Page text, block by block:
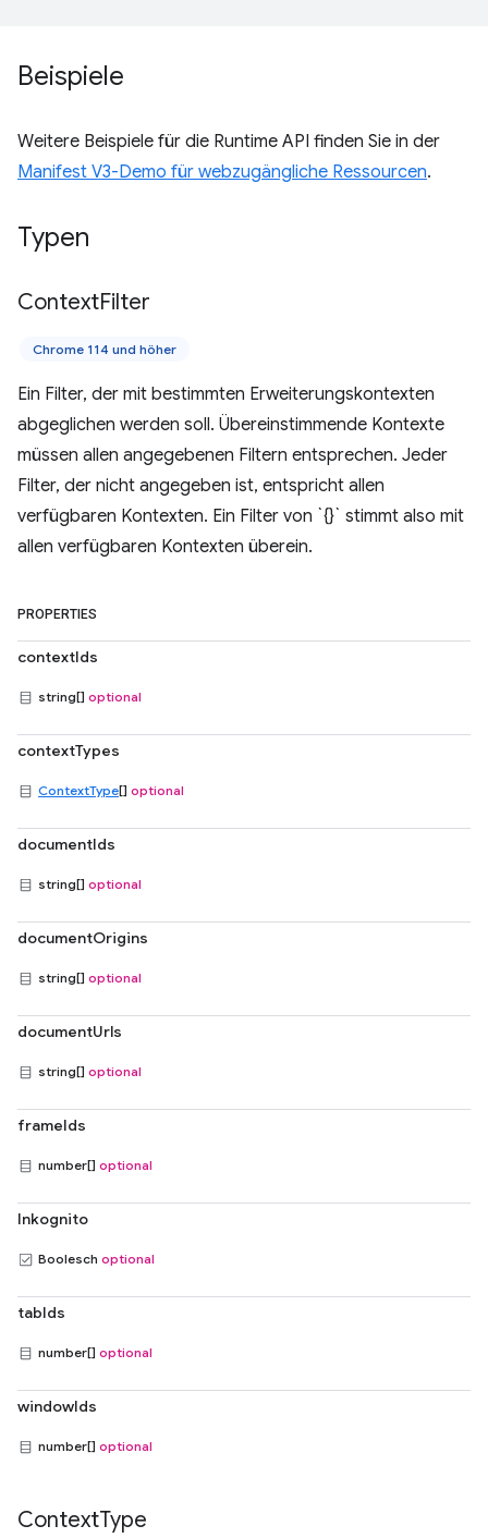
Beispiele
Weitere Beispiele für die Runtime API finden Sie in der
Manifest V3-Demo für webzugängliche Ressourcen.
Typen
ContextFilter
Chrome 114 und höher
Ein Filter, der mit bestimmten Erweiterungskontexten
abgeglichen werden soll. Übereinstimmende Kontexte
müssen allen angegebenen Filtern entsprechen. Jeder
Filter, der nicht angegeben ist, entspricht allen
verfügbaren Kontexten. Ein Filter von `{}` stimmt also mit
allen verfügbaren Kontexten überein.
PROPERTIES
contextIds
string[] optional
contextTypes
ContextType[] optional
documentIds
string[] optional
documentOrigins
string[] optional
documentUrls
string[] optional
frameIds
number[] optional
Inkognito
Boolesch optional
tabIds
number[] optional
windowIds
number[] optional
ContextType